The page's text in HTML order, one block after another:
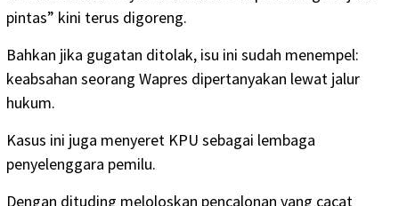
pintas” kini terus digoreng.
Bahkan jika gugatan ditolak, isu ini sudah menempel:
keabsahan seorang Wapres dipertanyakan lewat jalur
hukum.
Kasus ini juga menyeret KPU sebagai lembaga
penyelenggara pemilu.
Dengan dituding meloloskan pencalonan yang cacat